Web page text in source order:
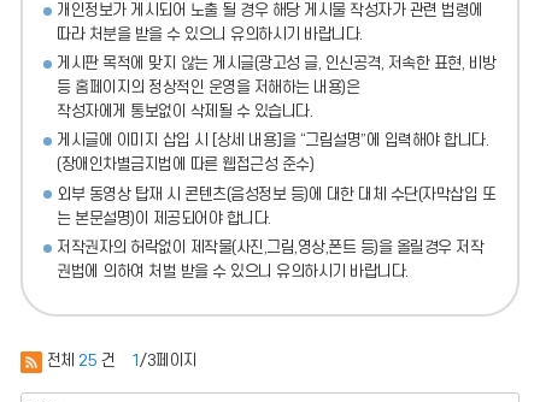
개인정보가 게시되어 노출 될 경우 해당 게시물 작성자가 관련 법령에
따라 처분을 받을 수 있으니 유의하시기 바랍니다.
게시판 목적에 맞지 않는 게시글(광고성 글, 인신공격, 저속한 표현, 비방
등 홈페이지의 정상적인 운영을 저해하는 내용)은
작성자에게 통보없이 삭제될 수 있습니다.
게시글에 이미지 삽입 시 [상세 내용]을 “그림설명”에 입력해야 합니다.
(장애인차별금지법에 따른 웹접근성 준수)
외부 동영상 탑재 시 콘텐츠(음성정보 등)에 대한 대체 수단(자막삽입 또
는 본문설명)이 제공되어야 합니다.
저작권자의 허락없이 제작물(사진,그림,영상,폰트 등)을 올릴경우 저작
권법에 의하여 처벌 받을 수 있으니 유의하시기 바랍니다.
전체 25 건 1 /3페이지